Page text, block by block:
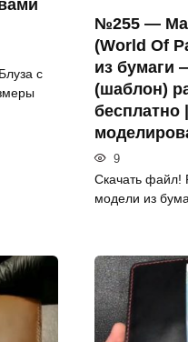
c
№255 —
(World Of
из бумаги
(шаблон)
бесплатно
9
Скачать файл!
модели из